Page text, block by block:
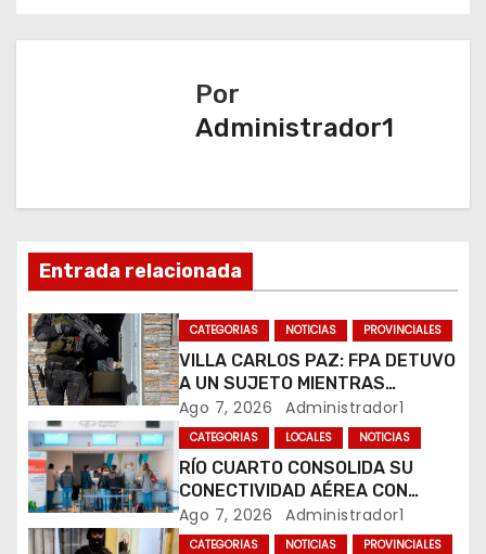
e
i
ó
n
d
e
e
n
t
Por
Administrador1
Entrada relacionada
CATEGORIAS NOTICIAS PROVINCIALES
VILLA CARLOS PAZ: FPA DETUVO
A UN SUJETO MIENTRAS
COMERCIALIZABA COCAÍNA Y
MARIHUANA EN UNA PLAZA
Ago 7, 2026 Administrador1
CATEGORIAS LOCALES NOTICIAS
RÍO CUARTO CONSOLIDA SU
CONECTIVIDAD AÉREA CON
CUATRO VUELOS SEMANALES A
BUENOS AIRES
Ago 7, 2026 Administrador1
CATEGORIAS NOTICIAS PROVINCIALES